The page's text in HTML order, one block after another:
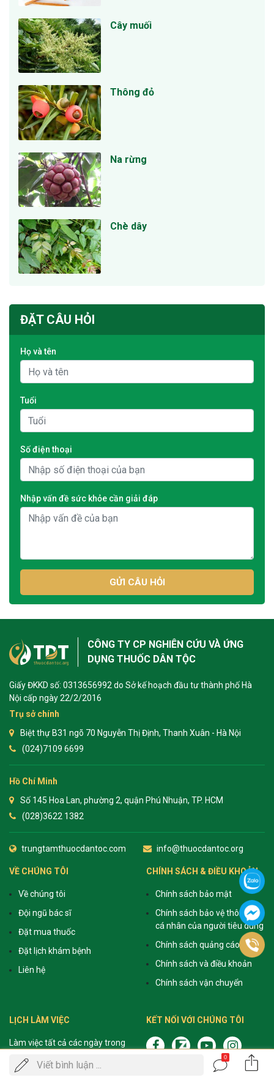
Cây muối
Thông đỏ
Na rừng
Chè dây
ĐẶT CÂU HỎI
Họ và tên
Tuổi
Số điện thoại
Nhập vấn đề sức khỏe cần giải đáp
GỬI CÂU HỎI
Viết bình luận ...
0
CÔNG TY CP NGHIÊN CỨU VÀ ỨNG
DỤNG THUỐC DÂN TỘC
Giấy ĐKKD số: 0313656992 do Sở kế hoạch đầu tư thành phố Hà
Nội cấp ngày 22/2/2016
Trụ sở chính
Biệt thự B31 ngõ 70 Nguyễn Thị Định, Thanh Xuân - Hà Nội
(024)7109 6699
Hồ Chí Minh
Số 145 Hoa Lan, phường 2, quận Phú Nhuận, TP. HCM
(028)3622 1382
trungtamthuocdantoc.com info@thuocdantoc.org
VỀ CHÚNG TÔI
Về chúng tôi
Đội ngũ bác sĩ
Đặt mua thuốc
Đặt lịch khám bệnh
Liên hệ
CHÍNH SÁCH & ĐIỀU KHOẢN
Chính sách bảo mật
Chính sách bảo vệ thông tin
cá nhân của người tiêu dùng
Chính sách quảng cáo
Chính sách và điều khoản
Chính sách vận chuyển
LỊCH LÀM VIỆC
Làm việc tất cả các ngày trong
tuần
Sáng: 8h - 12h
KẾT NỐI VỚI CHÚNG TÔI
Gọi
ĐẶT LỊCH KHÁM